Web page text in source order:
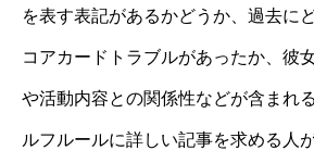
を表す表記があるかどうか、過去に
コアカードトラブルがあったか、彼
や活動内容との関係性などが含まれ
ルフルールに詳しい記事を求める人